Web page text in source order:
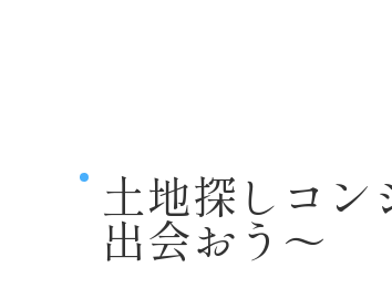
土地探しコ
出会おう～